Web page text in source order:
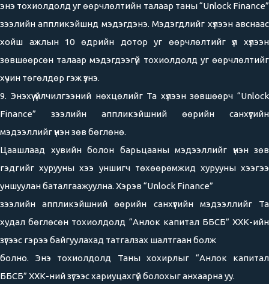
энэ тохиолдолд уг өөрчлөлтийн талаар таны “Unlock Finance”
зээлийн аппликэйшнд мэдэгдэнэ. Мэдэгдлийг хүлээн авснаас
хойш ажлын 10 өдрийн дотор уг өөрчлөлтийг үл хүлээн
зөвшөөрсөн талаар мэдэгдээгүй тохиолдолд уг өөрчлөлтийг
хүчин төгөлдөр гэж үзнэ.
9. Энэхүү үйлчилгээний нөхцөлийг Та хүлээн зөвшөөрч “Unlock
Finance” зээлийн аппликэйшний өөрийн санхүүгийн
мэдээллийг үнэн зөв бөглөнө.
Цаашлаад хувийн болон барьцааны мэдээллийг үнэн зөв
гэдгийг хурууны хээ уншигч төхөөрөмжид хурууны хээгээ
уншуулан баталгаажуулна. Хэрэв “Unlock Finance”
зээлийн аппликэйшний өөрийн санхүүгийн мэдээллийг Та
худал бөглөсөн тохиолдолд “Анлок капитал ББСБ” ХХК-ийн
зүгээс гэрээ байгуулахад татгалзах шалтгаан болж
болно. Энэ тохиолдолд Таны хохирлыг “Анлок капитал
ББСБ” ХХК-ний зүгээс хариуцахгүй болохыг анхаарна уу.